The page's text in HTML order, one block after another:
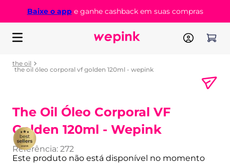
Baixe o appe ganhe cashback em suas compras
the oil
the oil óleo corporal vf golden 120ml - wepink
The Oil Óleo Corporal VF
Golden 120ml - Wepink
Referência: 272
Este produto não está disponível no momento